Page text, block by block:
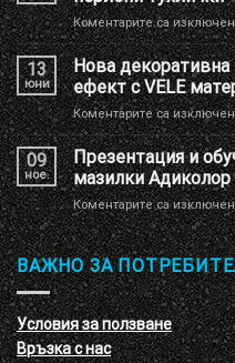
Коментарите са
13
юни
Нова декоративна
ефект с VELE
Коментарите са
09
ное.
Презентация и
мазилки Адиколор
Коментарите са
ВАЖНО ЗА
Условия за ползване
Връзка с нас